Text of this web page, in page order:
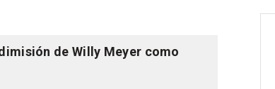
de Willy Meyer como